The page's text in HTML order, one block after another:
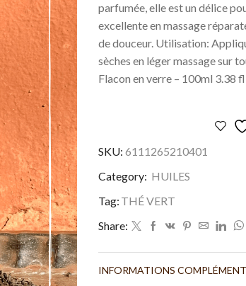
parfumée, elle est un délice
excellente en massage
de douceur. Utilisation:
sèches en léger massage sur
Flacon en verre – 100ml 3.38
SKU: 6111265210401
Category: HUILES
Tag: THÉ VERT
Share:
INFORMATIONS